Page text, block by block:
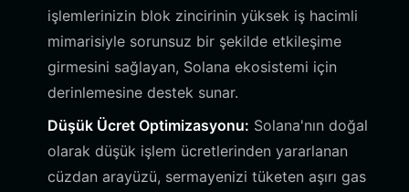
işlemlerinizin blok zincirinin yüksek iş hacimli
mimarisiyle sorunsuz bir şekilde etkileşime
girmesini sağlayan, Solana ekosistemi için
derinlemesine destek sunar.
Düşük Ücret Optimizasyonu: Solana'nın doğal
olarak düşük işlem ücretlerinden yararlanan
cüzdan arayüzü, sermayenizi tüketen aşırı gas